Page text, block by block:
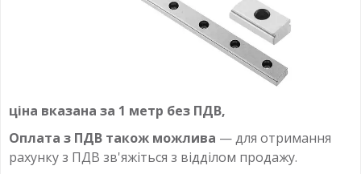
ціна вказана за 1 метр без ПДВ,
Оплата з ПДВ також можлива — для отримання
рахунку з ПДВ зв'яжіться з відділом продажу.